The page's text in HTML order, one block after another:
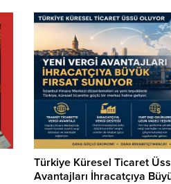
nedeniyle ipinin kopmasıyla
oynayan çocuklar yere...
Türkiye Küresel Ticaret
Avantajları İhracatçıya